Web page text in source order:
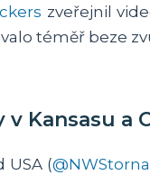
zveřejnil
téměř beze
Kansasu a
USA (